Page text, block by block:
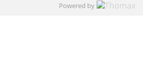
Powered by